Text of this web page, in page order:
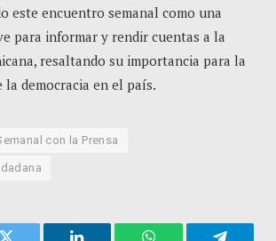
este encuentro semanal como una
para informar y rendir cuentas a la
resaltando su importancia para la
la democracia en el país.
con la Prensa